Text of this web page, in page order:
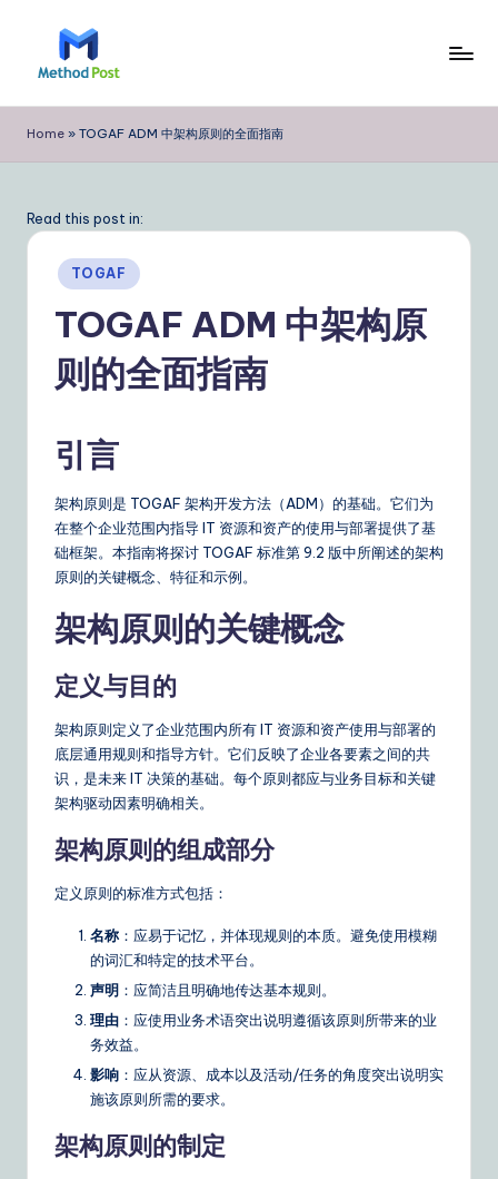
e
t
o
P
Si
m
p
C
hi
ai
Home » TOGAF ADM 中架构原则的全面指南
Read this post in:
Posted
in
TOGAF
TOGAF ADM 中架构原
则的全面指南
引言
架构原则是 TOGAF 架构开发方法（ADM）的基础。它们为
在整个企业范围内指导 IT 资源和资产的使用与部署提供了基
础框架。本指南将探讨 TOGAF 标准第 9.2 版中所阐述的架构
原则的关键概念、特征和示例。
架构原则的关键概念
定义与目的
架构原则定义了企业范围内所有 IT 资源和资产使用与部署的
底层通用规则和指导方针。它们反映了企业各要素之间的共
识，是未来 IT 决策的基础。每个原则都应与业务目标和关键
架构驱动因素明确相关。
架构原则的组成部分
定义原则的标准方式包括：
名称 ：应易于记忆，并体现规则的本质。避免使用模糊
的词汇和特定的技术平台。
声明 ：应简洁且明确地传达基本规则。
理由 ：应使用业务术语突出说明遵循该原则所带来的业
务效益。
影响 ：应从资源、成本以及活动/任务的角度突出说明实
施该原则所需的要求。
架构原则的制定